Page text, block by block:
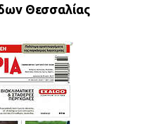
Θεσσαλίας